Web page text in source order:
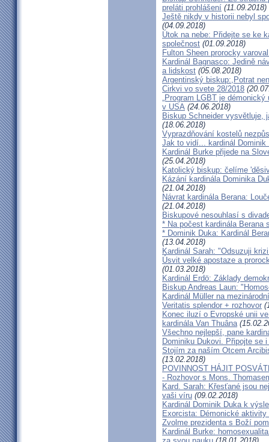
preláti prohlášení (11.09.2018)
Ještě nikdy v historii nebyl
(04.09.2018)
Útok na nebe: Přidejte se ke
společnost (01.09.2018)
Fulton Sheen prorocky
Kardinál Bagnasco: Jedině
a lidskost (05.08.2018)
Argentinský biskup:,Potrat
Cirkvi vo svete 28/2018
„Program LGBT je
v USA (24.06.2018)
Biskup Schneider vysvětluje,
(18.06.2018)
Vyprazdňování kostelů
Jak to vidí... kardinál Dominik
Kardinál Burke přijede na
(25.04.2018)
Katolický biskup: čelíme
Kázání kardinála Dominika
(21.04.2018)
Návrat kardinála Berana:
(21.04.2018)
Biskupové nesouhlasí s
* Na počest kardinála
* Dominik Duka: Kardinál
(13.04.2018)
Kardinál Sarah: "Odsuzuji
Úsvit velké apostaze a
(01.03.2018)
Kardinál Erdö: Základy
Biskup Andreas Laun:
Kardinál Müller na
Veritatis splendor + rozhovor
Konec iluzí o Evropské unii
kardinála Van Thuâna
Všechno nejlepší, pane
Dominiku Dukovi. Připojte se
Stojím za naším Otcem
(13.02.2018)
POVINNOST HÁJIT
- Rozhovor s Mons.
Kard. Sarah: Křesťané jsou
vaši víru (09.02.2018)
Kardinál Dominik Duka k
Exorcista: Démonické
Zvolme prezidenta s Boží
Kardinál Burke: